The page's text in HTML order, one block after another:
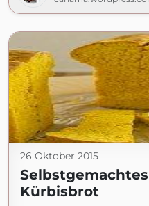
26 Oktober 2015
Kürbisbrot